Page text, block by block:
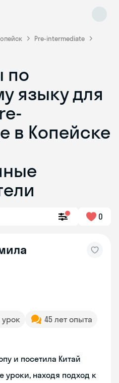
Pre-intermediate
по
языку для
в Копейске
0
урок
45 лет опыта
и посетила Китай
уроки, находя подход к